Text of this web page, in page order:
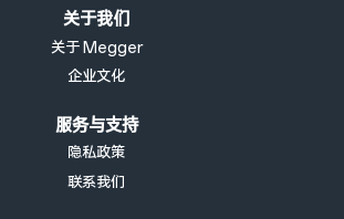
关于我们
关于 Megger
企业文化
服务与支持
隐私政策
联系我们